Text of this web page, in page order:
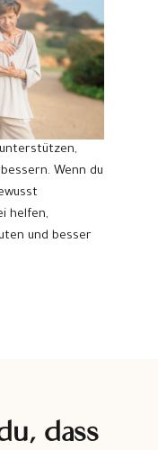
Wenn du
helfen,
und besser
dass